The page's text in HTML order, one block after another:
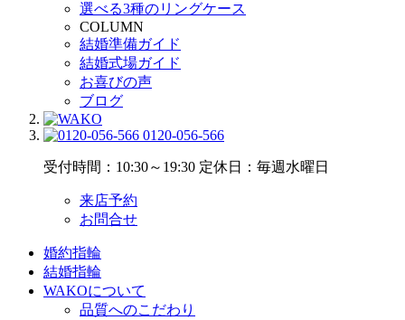
選べる3種のリングケース
COLUMN
結婚準備ガイド
結婚式場ガイド
お喜びの声
ブログ
0120-056-566
受付時間：10:30～19:30 定休日：毎週水曜日
来店予約
お問合せ
婚約指輪
結婚指輪
WAKOについて
品質へのこだわり